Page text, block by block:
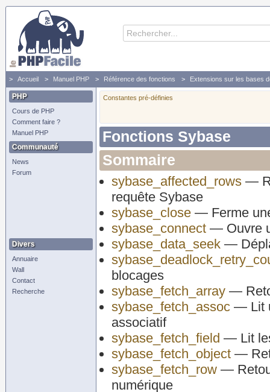
Accueil Manuel PHP Référence des fonctions
Extensions sur les bases
Fonctions Sybase
PHP
Cours de PHP
Comment faire ?
Manuel PHP
Communauté
News
Forum
Divers
Annuaire
Wall
Contact
Recherche
Constantes pré-définies
Fonctions Sybase
Sommaire
sybase_affected_rows —
requête Sybase
sybase_close — Ferme
sybase_connect — Ouvre
sybase_data_seek —
blocages
sybase_fetch_array —
sybase_fetch_assoc — Lit
associatif
sybase_fetch_field — Lit
sybase_fetch_object —
sybase_fetch_row —
numérique